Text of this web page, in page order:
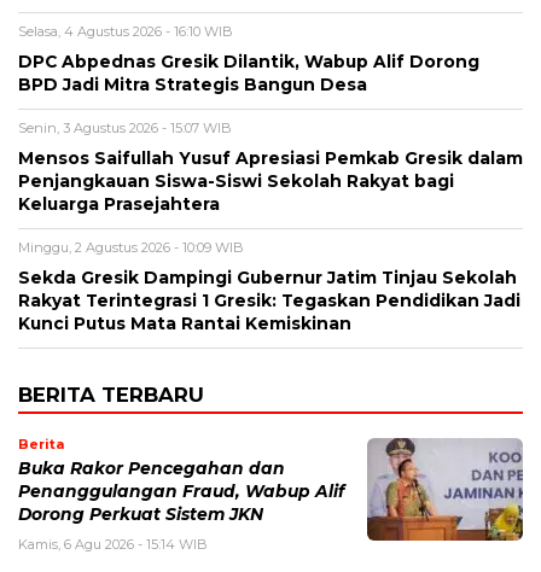
Selasa, 4 Agustus 2026 - 16:10 WIB
DPC Abpednas Gresik Dilantik, Wabup Alif Dorong
BPD Jadi Mitra Strategis Bangun Desa
Senin, 3 Agustus 2026 - 15:07 WIB
Mensos Saifullah Yusuf Apresiasi Pemkab Gresik dalam
Penjangkauan Siswa-Siswi Sekolah Rakyat bagi
Keluarga Prasejahtera
Minggu, 2 Agustus 2026 - 10:09 WIB
Sekda Gresik Dampingi Gubernur Jatim Tinjau Sekolah
Rakyat Terintegrasi 1 Gresik: Tegaskan Pendidikan Jadi
Kunci Putus Mata Rantai Kemiskinan
BERITA TERBARU
Berita
Buka Rakor Pencegahan dan
Penanggulangan Fraud, Wabup Alif
Dorong Perkuat Sistem JKN
Kamis, 6 Agu 2026 - 15:14 WIB